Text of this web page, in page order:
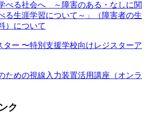
べる社会へ ～障害のある・なしに関
る生涯学習について～」（障害者の生
）について
ター 〜特別支援学校向けレジスターア
ための視線入力装置活用講座（オンラ
ク